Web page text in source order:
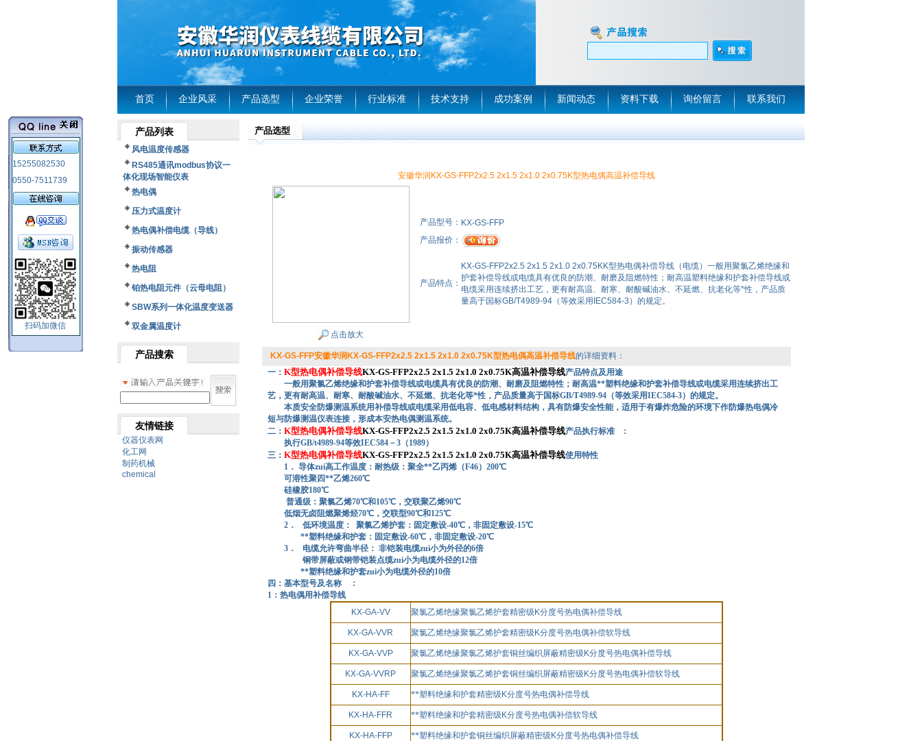
首页 企业风采 产品选型 企业荣誉 行业标准 技术支持 成功案例 新闻动态 资料下载 询价留言 联系我们
15255082530
0550-7511739
扫码加微信
产品列表
风电温度传感器
RS485通讯modbus协议一
体化现场智能仪表
热电偶
压力式温度计
热电偶补偿电缆（导线）
振动传感器
热电阻
铂热电阻元件（云母电阻）
SBW系列一体化温度变送器
双金属温度计
产品搜索
友情链接
仪器仪表网
化工网
制药机械
chemical
产品选型
安徽华润KX-GS-FFP2x2.5 2x1.5 2x1.0 2x0.75K型热电偶高温补偿导线
点击放大
产品型号： KX-GS-FFP
产品报价：
产品特点：
KX-GS-FFP2x2.5 2x1.5 2x1.0 2x0.75KK型热电偶补偿导线（电缆）一般用聚氯乙烯绝缘和
护套补偿导线或电缆具有优良的防潮、耐磨及阻燃特性；耐高温塑料绝缘和护套补偿导线或
电缆采用连续挤出工艺，更有耐高温、耐寒、耐酸碱油水、不延燃、抗老化等*性，产品质
量高于国标GB/T4989-94（等效采用IEC584-3）的规定。
KX-GS-FFP安徽华润KX-GS-FFP2x2.5 2x1.5 2x1.0 2x0.75K型热电偶高温补偿导线的详细资料：
一： K型热电偶补偿导线KX-GS-FFP2x2.5 2x1.5 2x1.0 2x0.75K高温补偿导线产品特点及用途
一般用聚氯乙烯绝缘和护套补偿导线或电缆具有优良的防潮、耐磨及阻燃特性；耐高温**塑料绝缘和护套补偿导线或电缆采用连续挤出工
艺，更有耐高温、耐寒、耐酸碱油水、不延燃、抗老化等*性，产品质量高于国标GB/T4989-94（等效采用IEC584-3）的规定。
本质安全防爆测温系统用补偿导线或电缆采用低电容、低电感材料结构，具有防爆安全性能，适用于有爆炸危险的环境下作防爆热电偶冷
短与防爆测温仪表连接，形成本安热电偶测温系统。
二： K型热电偶补偿导线KX-GS-FFP2x2.5 2x1.5 2x1.0 2x0.75K高温补偿导线产品执行标准 ：
执行GB/t4989-94等效IEC584－3（1989）
三： K型热电偶补偿导线KX-GS-FFP2x2.5 2x1.5 2x1.0 2x0.75K高温补偿导线使用特性
1． 导体zui高工作温度：耐热级：聚全**乙丙烯（F46）200℃
可溶性聚四**乙烯260℃
硅橡胶180℃
普通级：聚氯乙烯70℃和105℃，交联聚乙烯90℃
低烟无卤阻燃聚烯烃70℃，交联型90℃和125℃
2．
低环境温度：
聚氯乙烯护套：固定敷设-40℃，非固定敷设-15℃
**塑料绝缘和护套：固定敷设-60℃，非固定敷设-20℃
3．
电缆允许弯曲半径： 非铠装电缆zui小为外径的6倍
铜带屏蔽或钢带铠装点缆zui小为电缆外径的12倍
**塑料绝缘和护套zui小为电缆外径的10倍
四：基本型号及名称 ：
1：热电偶用补偿导线
KX-GA-VV
聚氯乙烯绝缘聚氯乙烯护套精密级 K分度号热电偶补偿导线
KX-GA-VVR 聚氯乙烯绝缘聚氯乙烯护套精密级 K分度号热电偶补偿软导线
KX-GA-VVP 聚氯乙烯绝缘聚氯乙烯护套铜丝编织屏蔽精密级 K分度号热电偶补偿导线
KX-GA-VVRP 聚氯乙烯绝缘聚氯乙烯护套铜丝编织屏蔽精密级 K分度号热电偶补偿软导线
KX-HA-FF **塑料绝缘和护套精密级 K分度号热电偶补偿导线
KX-HA-FFR **塑料绝缘和护套精密级 K分度号热电偶补偿软导线
KX-HA-FFP **塑料绝缘和护套铜丝编织屏蔽精密级 K分度号热电偶补偿导线